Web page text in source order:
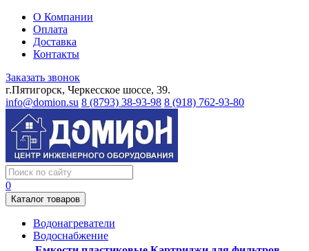
О Компании
Оплата
Доставка
Контакты
Заказать звонок
г.Пятигорск, Черкесское шоссе, 39.
info@domion.su 8 (8793) 38-93-98 8 (918) 762-93-80
0
Каталог товаров
Водонагреватели
Водоснабжение